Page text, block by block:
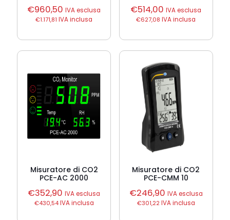
€960,50 IVA esclusa
€1.171,81 IVA inclusa
€514,00 IVA esclusa
€627,08 IVA inclusa
Misuratore di CO2
PCE-AC 2000
€352,90 IVA esclusa
€430,54IVA inclusa
Misuratore di CO2
PCE-CMM 10
€246,90 IVA esclusa
€301,22IVA inclusa